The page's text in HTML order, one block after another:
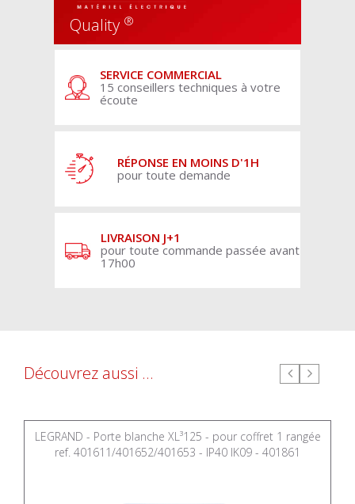
Quality ®
SERVICE COMMERCIAL
15 conseillers techniques à votre
écoute
RÉPONSE EN MOINS D'1H
pour toute demande
LIVRAISON J+1
pour toute commande passée avant
17h00
Découvrez aussi ...
LEGRAND - Porte blanche XL³125 - pour coffret 1 rangée
ref. 401611/401652/401653 - IP40 IK09 - 401861